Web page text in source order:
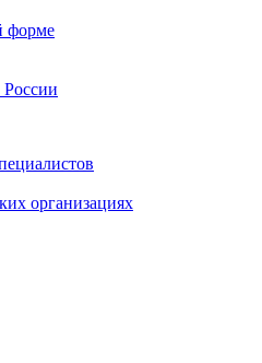
форме
России
организациях